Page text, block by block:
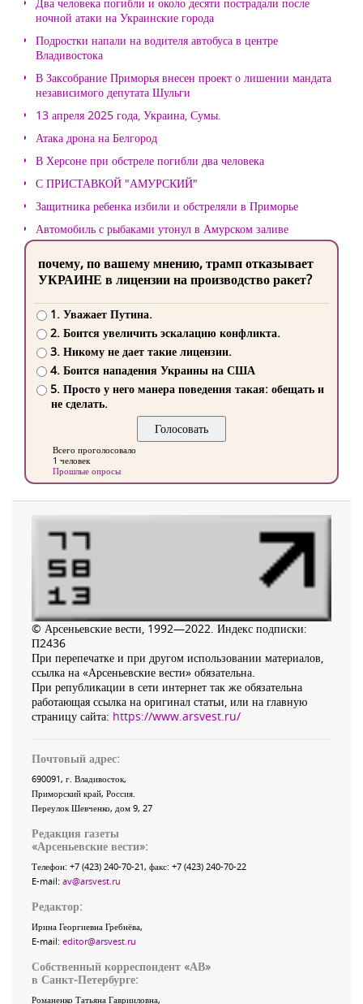
ночной атаки на Украинские города
Подростки напали на водителя автобуса в центре
Владивостока
В Заксобрание Приморья внесен проект о лишении мандата
независимого депутата Шульги
13 апреля 2025 года, Украина, Сумы.
Атака дрона на Белгород
В Херсоне при обстреле погибли два человека
С ПРИСТАВКОЙ "АМУРСКИЙ"
Защитника ребенка избили и обстреляли в Приморье
Автомобиль с рыбаками утонул в Амурском заливе
почему, по вашему мнению, трамп отказывает
УКРАИНЕ в лицензии на производство ракет?
1. Уважает Путина.
2. Боится увеличить эскалацию конфликта.
3. Никому не дает такие лицензии.
4. Боится нападения Украины на США
5. Просто у него манера поведения такая: обещать и
не сделать.
Всего проголосовало
1 человек
Прошлые опросы
© Арсеньевские вести, 1992—2022. Индекс подписки:
П2436
При перепечатке и при другом использовании материалов,
ссылка на «Арсеньевские вести» обязательна.
При републикации в сети интернет так же обязательна
работающая ссылка на оригинал статьи, или на главную
страницу сайта: https://www.arsvest.ru/
Почтовый адрес:
690091, г. Владивосток,
Приморский край, Россия
Переулок Шевченко, дом 9, 27
Редакция газеты
«Арсеньевские вести»:
Телефон: +7 (423) 240-70-21, факс: +7 (423) 240-70-22
E-mail: av@arsvest.ru
Редактор:
Ирина Георгиевна Гребнёва,
E-mail: editor@arsvest.ru
Собственный корреспондент «АВ»
в Санкт-Петербурге:
Романенко Татьяна Гаврииловна,